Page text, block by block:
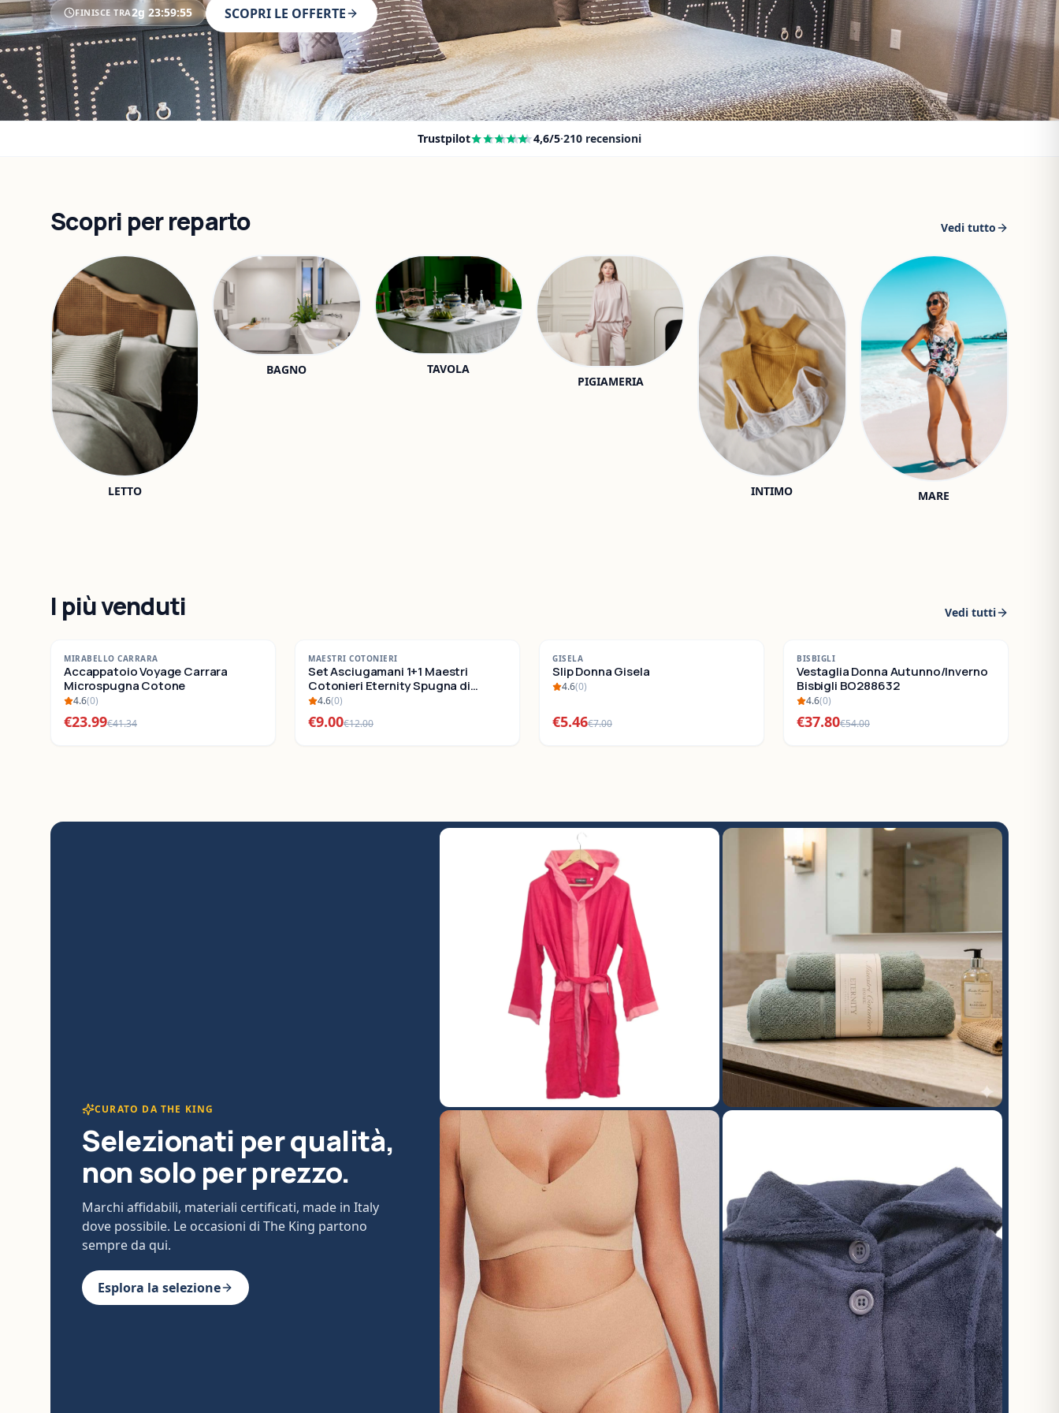
FINISCE TRA2g23:59:53 SCOPRI LE OFFERTE
Trustpilot 4,6/5·210 recensioni
Scopri per reparto Vedi tutto
LETTO
BAGNO
TAVOLA
PIGIAMERIA
INTIMO MARE
I più venduti Vedi tutti
- 42%
SALDI
MIRABELLO CARRARA
Accappatoio Voyage Carrara
Microspugna Cotone
4.6(0)
€23.99€41.34
- 25 %
SALDI
MAESTRI COTONIERI
Set Asciugamani 1+1 Maestri
Cotonieri Eternity Spugna di
Cotone
4.6(0)
€9.00€12.00
-22%
SALDI
GISELA
Slip Donna Gisela
4.6(0)
€5.46€7.00
-30%
SALDI
BISBIGLI
Vestaglia Donna Autunno/Inverno
Bisbigli BO288632
4.6(0)
€37.80€54.00
CURATO DA THE KING
Selezionati per qualità,
non solo per prezzo.
Marchi affidabili, materiali certificati, made in Italy
dove possibile. Le occasioni di The King partono
sempre da qui.
Esplora la selezione